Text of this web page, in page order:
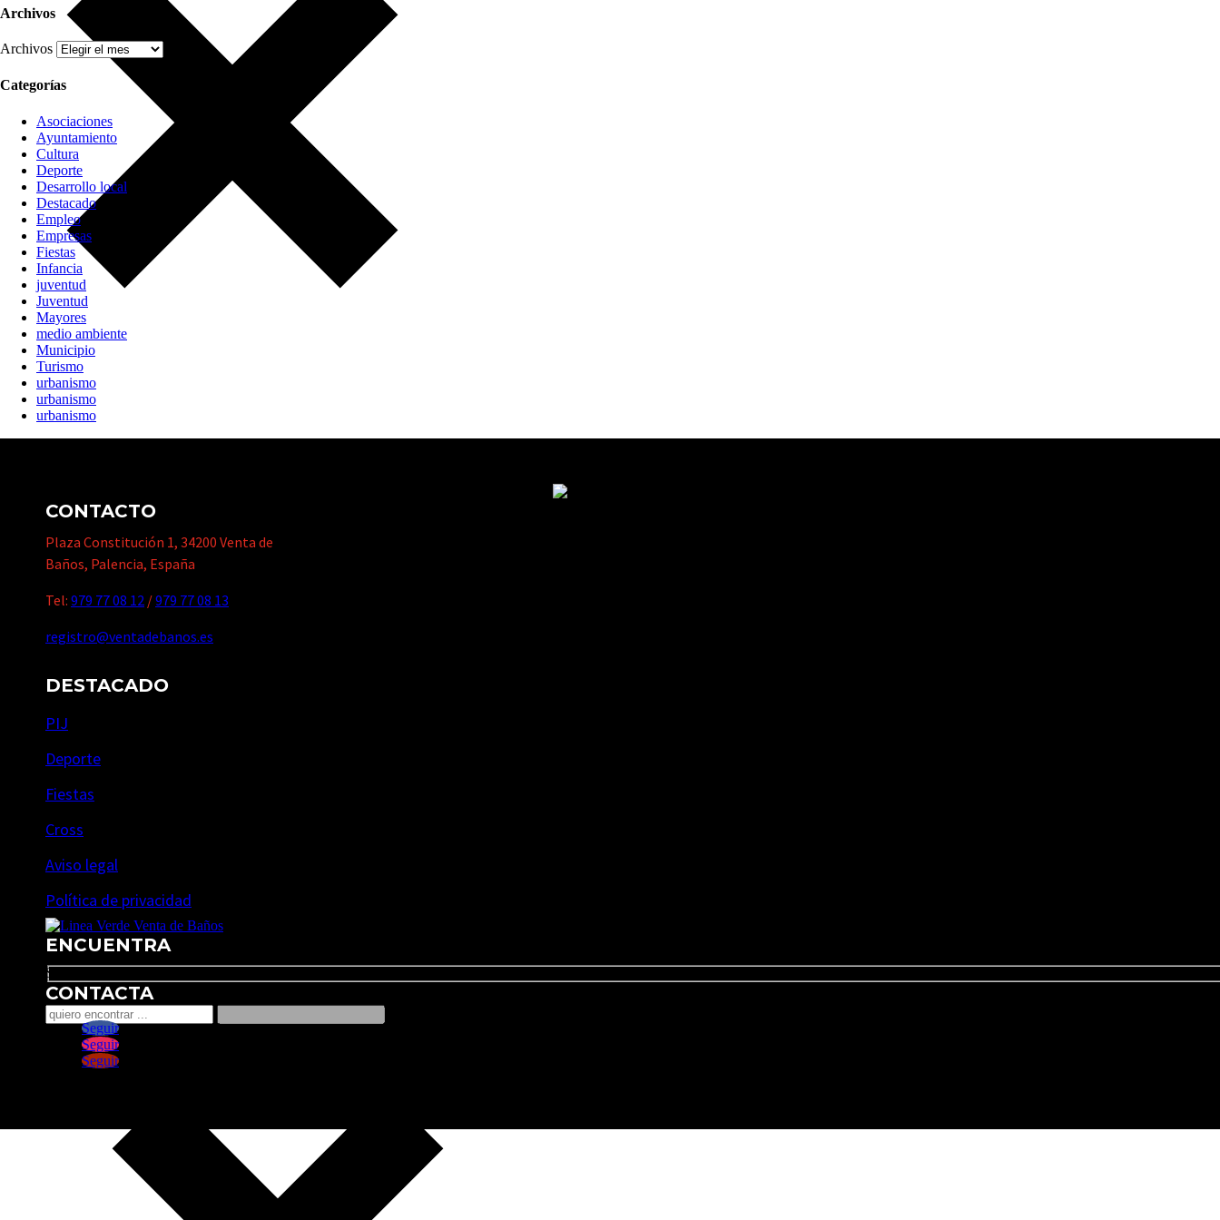
Archivos
Archivos
Categorías
Asociaciones
Ayuntamiento
Cultura
Deporte
Desarrollo local
Destacado
Empleo
Empresas
Fiestas
Infancia
juventud
Juventud
Mayores
medio ambiente
Municipio
Turismo
urbanismo
urbanismo
urbanismo
CONTACTO
Plaza Constitución 1, 34200 Venta de
Baños, Palencia, España
Tel: 979 77 08 12 /979 77 08 13
registro@ventadebanos.es
DESTACADO
PIJ
Deporte
Fiestas
Cross
Aviso legal
Política de privacidad
ENCUENTRA
Search
CONTACTA
Seguir
Seguir
Seguir